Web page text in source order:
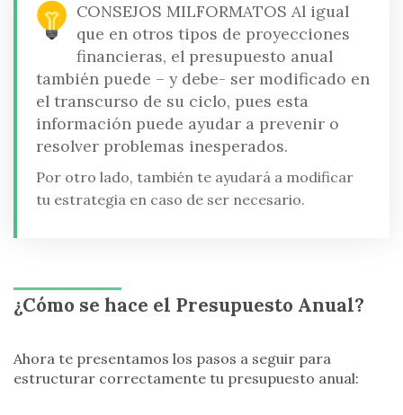
CONSEJOS MILFORMATOS Al igual
que en otros tipos de proyecciones
financieras, el presupuesto anual
también puede – y debe- ser modificado en
el transcurso de su ciclo, pues esta
información puede ayudar a prevenir o
resolver problemas inesperados.
Por otro lado, también te ayudará a modificar
tu estrategia en caso de ser necesario.
¿Cómo se hace el Presupuesto Anual?
Ahora te presentamos los pasos a seguir para
estructurar correctamente tu presupuesto anual: